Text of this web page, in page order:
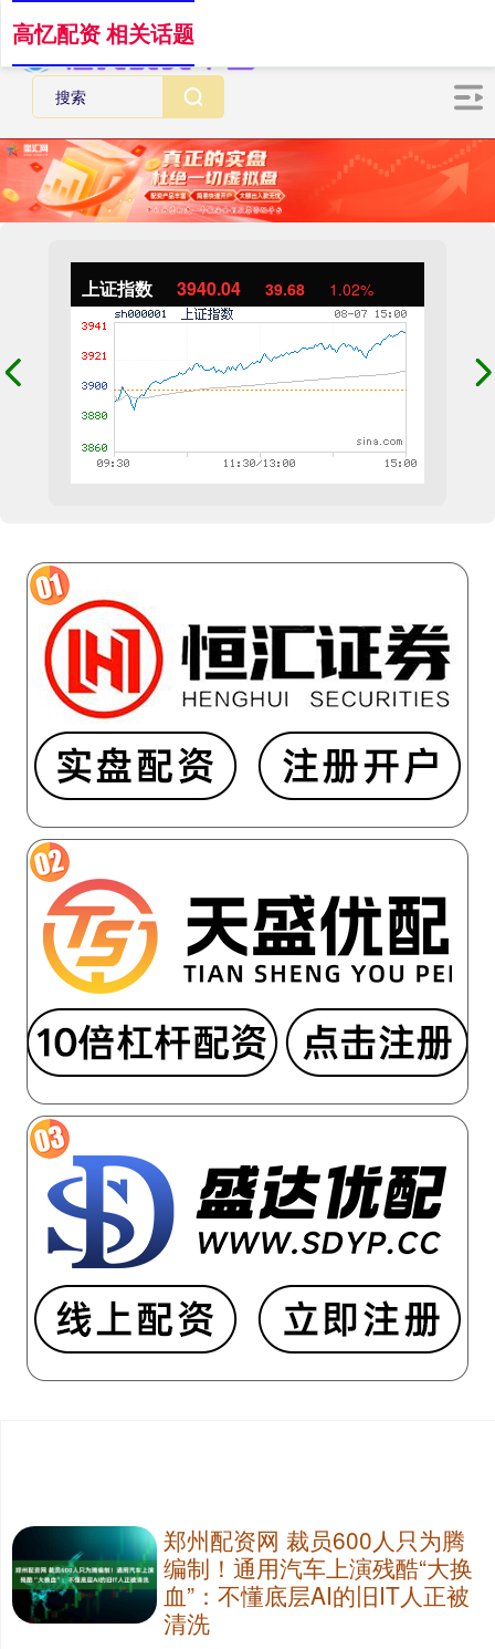
上证指数 3940.04 39.68 1.02%
高忆配资 相关话题
郑州配资网 裁员600人只为腾
编制！通用汽车上演残酷“大换
血”：不懂底层AI的旧IT人正被
清洗